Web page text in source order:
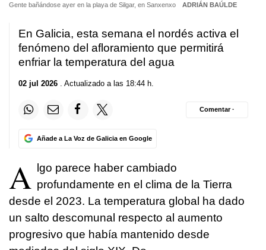
Gente bañándose ayer en la playa de Silgar, en Sanxenxo ADRIÁN BAÚLDE
En Galicia, esta semana el nordés activa el
fenómeno del afloramiento que permitirá
enfriar la temperatura del agua
02 jul 2026 . Actualizado a las 18:44 h.
Añade a La Voz de Galicia en Google
Comentar ·
A lgo parece haber cambiado
profundamente en el clima de la Tierra
desde el 2023. La temperatura global ha dado
un salto descomunal respecto al aumento
progresivo que había mantenido desde